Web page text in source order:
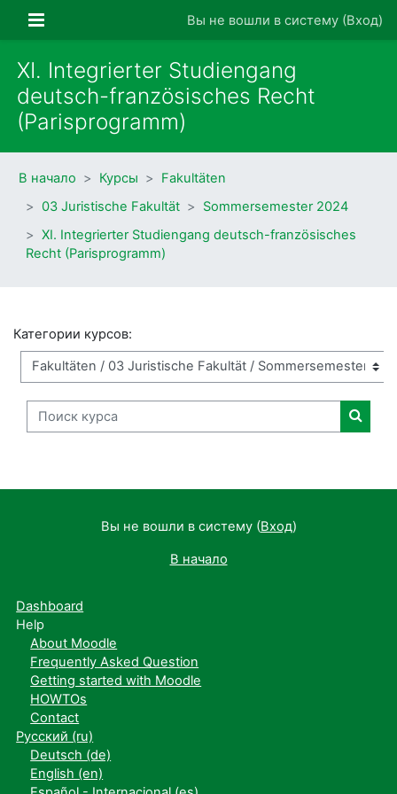
Боковая панельВы не вошли в систему (Вход)
XI. Integrierter Studiengang
deutsch-französisches Recht
(Parisprogramm)
В начало Курсы
Fakultäten
03 Juristische Fakultät
Sommersemester 2024
XI. Integrierter Studiengang deutsch-französisches
Recht (Parisprogramm)
Категории курсов:
Поиск курса
Поиск
Вы не вошли в систему (Вход)
В начало
Dashboard
Help
About Moodle
Frequently Asked Question
Getting started with Moodle
HOWTOs
Contact
Русский ‎(ru)‎
Deutsch ‎(de)‎
English ‎(en)‎